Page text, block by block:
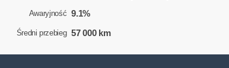
Awaryjność 9.1%
Średni przebieg 57 000 km